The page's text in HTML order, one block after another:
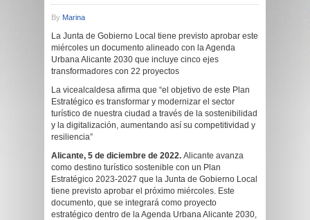
By Marina
La Junta de Gobierno Local tiene previsto aprobar este
miércoles un documento alineado con la Agenda
Urbana Alicante 2030 que incluye cinco ejes
transformadores con 22 proyectos
La vicealcaldesa afirma que “el objetivo de este Plan
Estratégico es transformar y modernizar el sector
turístico de nuestra ciudad a través de la sostenibilidad
y la digitalización, aumentando así su competitividad y
resiliencia”
Alicante, 5 de diciembre de 2022. Alicante avanza
como destino turístico sostenible con un Plan
Estratégico 2023-2027 que la Junta de Gobierno Local
tiene previsto aprobar el próximo miércoles. Este
documento, que se integrará como proyecto
estratégico dentro de la Agenda Urbana Alicante 2030,